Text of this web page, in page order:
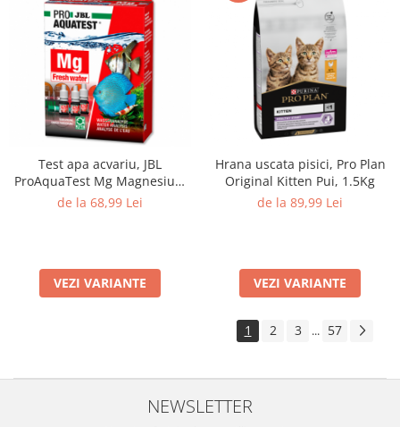
Test apa acvariu, JBL
ProAquaTest Mg Magnesium
Fresh water, 66 Teste
de la 68,99 Lei
VEZI VARIANTE
Hrana uscata pisici, Pro Plan
Original Kitten Pui, 1.5Kg
de la 89,99 Lei
VEZI VARIANTE
1 2 3 ... 57
NEWSLETTER